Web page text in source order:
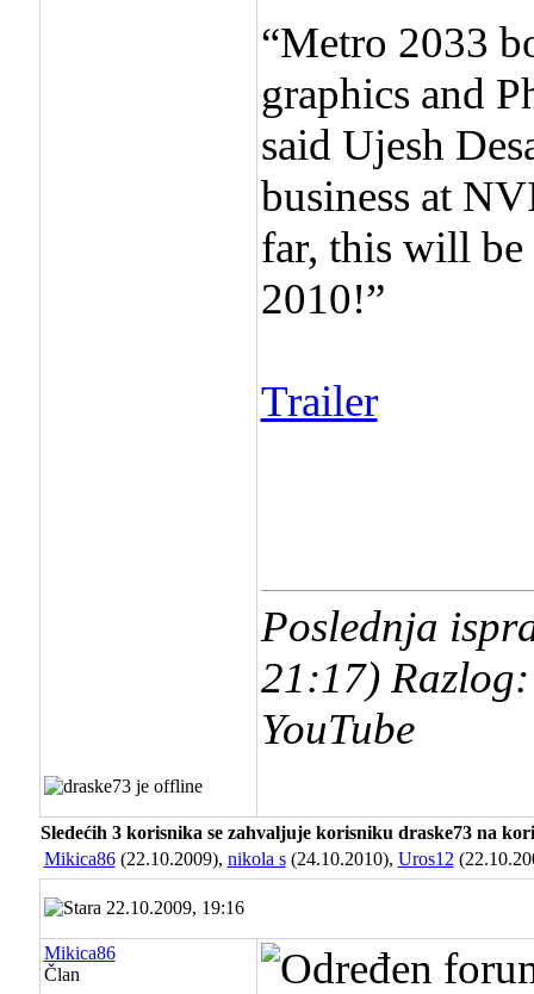
“Metro 2033
graphics and
said Ujesh
business at
far, this will be
2010!”
Trailer
Poslednja
21:17)
YouTube
Sledećih 3 korisnika se zahvaljuje korisniku draske73 na
Mikica86(22.10.2009), nikola s(24.10.2010), Uros12
22.10.2009, 19:16
Mikica86
Član